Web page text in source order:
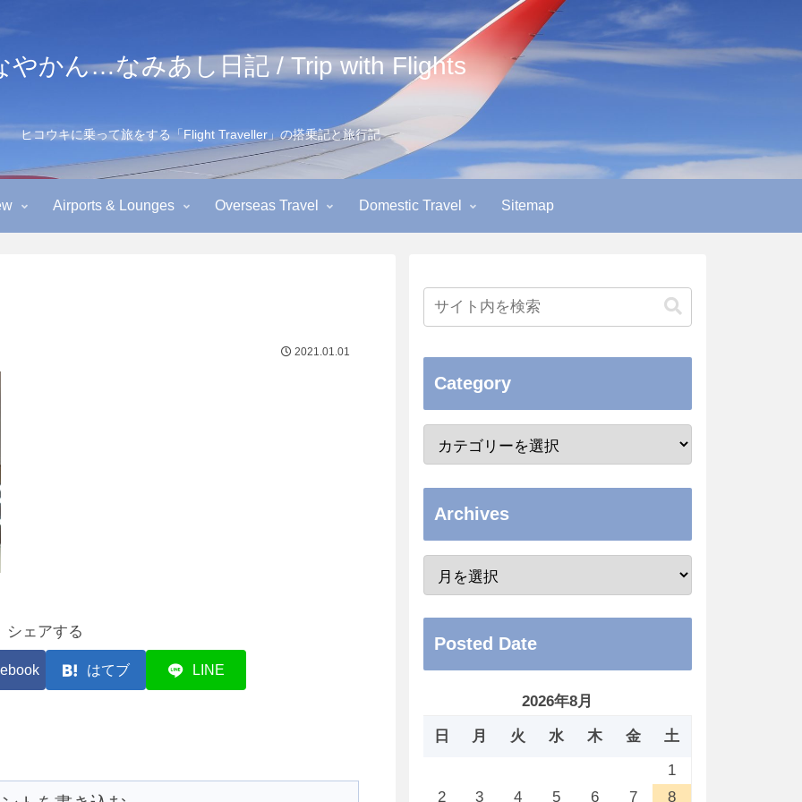
やかん…なみあし日記 / Trip with Flights
ヒコウキに乗って旅をする「Flight Traveller」の搭乗記と旅行記
Airports & Lounges Overseas Travel Domestic Travel Sitemap
2021.01.01
シェアする
はてブ LINE
Category
Archives
Posted Date
2026年8月
日 月 火 水 木 金
土
1
2
3 4 5 6 7
8